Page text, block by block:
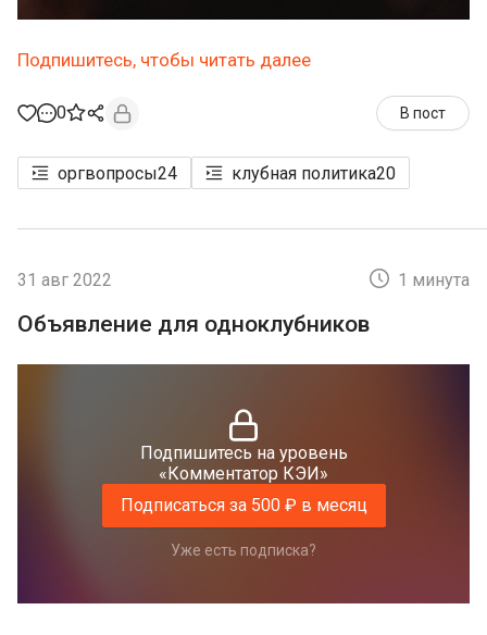
Подпишитесь, чтобы читать далее
0 В пост
оргвопросы24 клубная политика20
31 авг 2022 1 минута
Объявление для одноклубников
Подпишитесь на уровень
«Комментатор КЭИ»
Подписаться за 500 ₽ в месяц
Уже есть подписка?